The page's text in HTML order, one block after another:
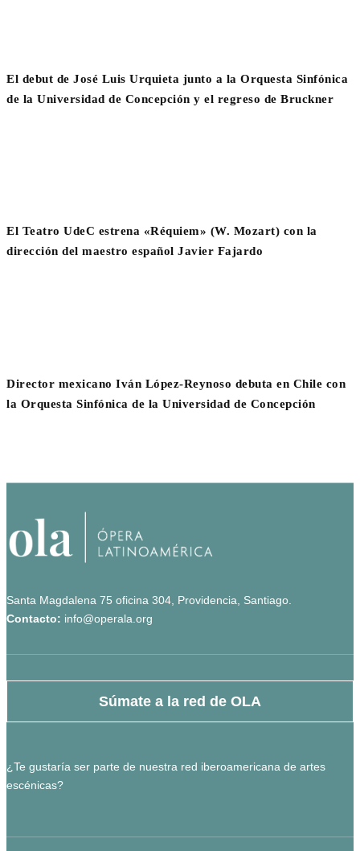
El debut de José Luis Urquieta junto a la Orquesta Sinfónica
de la Universidad de Concepción y el regreso de Bruckner
El Teatro UdeC estrena «Réquiem» (W. Mozart) con la
dirección del maestro español Javier Fajardo
Director mexicano Iván López-Reynoso debuta en Chile con
la Orquesta Sinfónica de la Universidad de Concepción
Santa Magdalena 75 oficina 304, Providencia, Santiago.
Contacto: info@operala.org
Súmate a la red de OLA
¿Te gustaría ser parte de nuestra red iberoamericana de artes
escénicas?